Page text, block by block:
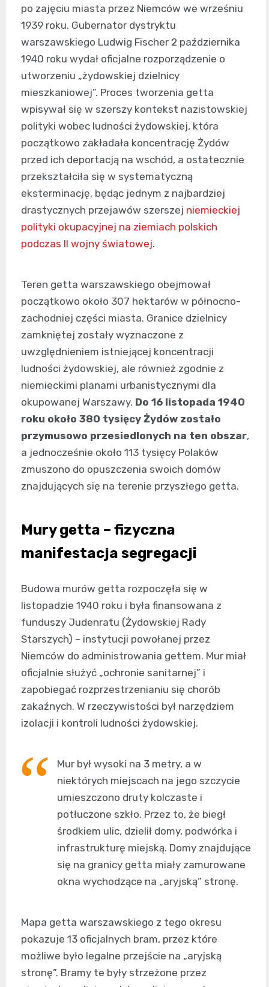
po zajęciu miasta przez Niemców we wrześniu
1939 roku. Gubernator dystryktu
warszawskiego Ludwig Fischer 2 października
1940 roku wydał oficjalne rozporządzenie o
utworzeniu „żydowskiej dzielnicy
mieszkaniowej”. Proces tworzenia getta
wpisywał się w szerszy kontekst nazistowskiej
polityki wobec ludności żydowskiej, która
początkowo zakładała koncentrację Żydów
przed ich deportacją na wschód, a ostatecznie
przekształciła się w systematyczną
eksterminację, będąc jednym z najbardziej
drastycznych przejawów szerszej niemieckiej
polityki okupacyjnej na ziemiach polskich
podczas II wojny światowej.
Teren getta warszawskiego obejmował
początkowo około 307 hektarów w północno-
zachodniej części miasta. Granice dzielnicy
zamkniętej zostały wyznaczone z
uwzględnieniem istniejącej koncentracji
ludności żydowskiej, ale również zgodnie z
niemieckimi planami urbanistycznymi dla
okupowanej Warszawy. Do 16 listopada 1940
roku około 380 tysięcy Żydów zostało
przymusowo przesiedlonych na ten obszar,
a jednocześnie około 113 tysięcy Polaków
zmuszono do opuszczenia swoich domów
znajdujących się na terenie przyszłego getta.
Mury getta – fizyczna
manifestacja segregacji
Budowa murów getta rozpoczęła się w
listopadzie 1940 roku i była finansowana z
funduszy Judenratu (Żydowskiej Rady
Starszych) – instytucji powołanej przez
Niemców do administrowania gettem. Mur miał
oficjalnie służyć „ochronie sanitarnej” i
zapobiegać rozprzestrzenianiu się chorób
zakaźnych. W rzeczywistości był narzędziem
izolacji i kontroli ludności żydowskiej.
Mur był wysoki na 3 metry, a w
niektórych miejscach na jego szczycie
umieszczono druty kolczaste i
potłuczone szkło. Przez to, że biegł
środkiem ulic, dzielił domy, podwórka i
infrastrukturę miejską. Domy znajdujące
się na granicy getta miały zamurowane
okna wychodzące na „aryjską” stronę.
Mapa getta warszawskiego z tego okresu
pokazuje 13 oficjalnych bram, przez które
możliwe było legalne przejście na „aryjską
stronę”. Bramy te były strzeżone przez